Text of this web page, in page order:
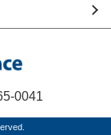
0041